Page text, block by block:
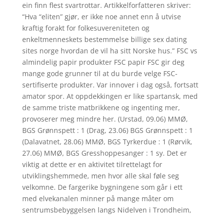
ein finn flest svartrottar. Artikkelforfatteren skriver:
“Hva “eliten” gjør, er ikke noe annet enn å utvise
kraftig forakt for folkesuvereniteten og
enkeltmenneskets bestemmelse billige sex dating
sites norge hvordan de vil ha sitt Norske hus.” FSC vs
almindelig papir produkter FSC papir FSC gir deg
mange gode grunner til at du burde velge FSC-
sertifiserte produkter. Var innover i dag også, fortsatt
amator spor. At oppdekkingen er like spartansk, med
de samme triste matbrikkene og ingenting mer,
provoserer meg mindre her. (Urstad, 09.06) MMØ,
BGS Grønnspett : 1 (Drag, 23.06) BGS Grønnspett : 1
(Dalavatnet, 28.06) MMØ, BGS Tyrkerdue : 1 (Rørvik,
27.06) MMØ, BGS Gresshoppesanger : 1 sy. Det er
viktig at dette er en aktivitet tilrettelagt for
utviklingshemmede, men hvor alle skal føle seg
velkomne. De fargerike bygningene som går i ett
med elvekanalen minner på mange måter om
sentrumsbebyggelsen langs Nidelven i Trondheim,